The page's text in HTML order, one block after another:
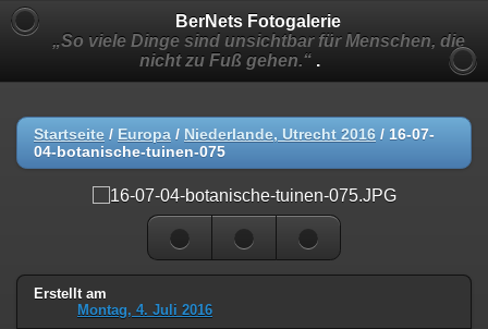
BerNets Fotogalerie
„So viele Dinge sind unsichtbar für Menschen, die
nicht zu Fuß gehen.“ .
Startseite / Europa / Niederlande, Utrecht 2016 / 16-07-
04-botanische-tuinen-075
Erstellt am
Montag, 4. Juli 2016